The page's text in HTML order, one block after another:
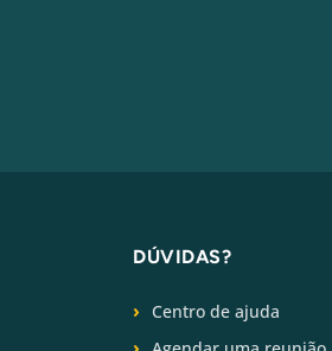
DÚVIDAS?
Centro de ajuda